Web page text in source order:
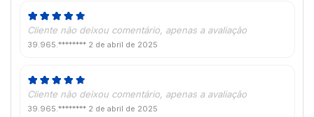
Cliente não deixou comentário, apenas a avaliação
39.965.******** 2 de abril de 2025
Cliente não deixou comentário, apenas a avaliação
39.965.******** 2 de abril de 2025